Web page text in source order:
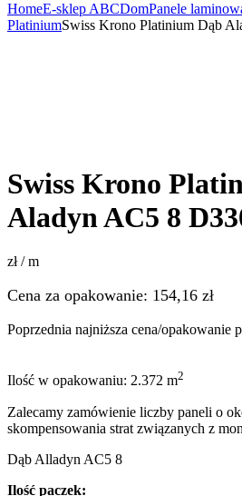
HomeE-sklep ABCDomPanele
PlatiniumSwiss Krono Platinium Dąb
Swiss Krono
Aladyn AC5 8
zł / m
Cena za opakowanie: 154,16 zł
Poprzednia najniższa cena/opakowanie
Ilość w opakowaniu: 2.372 m2
Zalecamy zamówienie liczby paneli o
skompensowania strat związanych z
Dąb Alladyn AC5 8
Ilość paczek: